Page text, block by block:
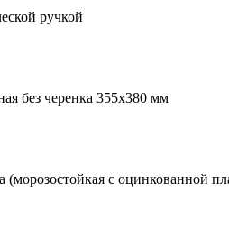
ручкой
без черенка 355х380 мм
(морозостойкая с оцинкованной